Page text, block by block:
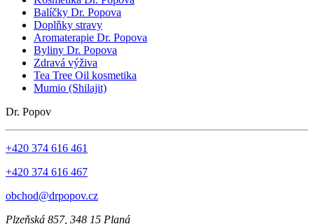
Balíčky Dr. Popova
Doplňky stravy
Aromaterapie Dr. Popova
Byliny Dr. Popova
Zdravá výživa
Tea Tree Oil kosmetika
Mumio (Shilajit)
Dr. Popov
+420 374 616 461
+420 374 616 467
obchod@drpopov.cz
Plzeňská 857, 348 15 Planá